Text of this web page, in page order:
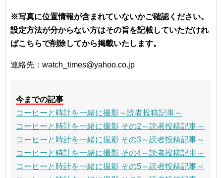
※写真に位置情報が含まれていないかご確認ください。
設定方法が分からない方はその旨を記載していただけれ
ばこちらで削除してから掲載いたします。
連絡先：watch_times@yahoo.co.jp
今までの記事
コーヒーと時計を一緒に撮影～読者投稿記事～
コーヒーと時計を一緒に撮影 その2～読者投稿記事～
コーヒーと時計を一緒に撮影 その3～読者投稿記事～
コーヒーと時計を一緒に撮影 その4～読者投稿記事～
コーヒーと時計を一緒に撮影 その5～読者投稿記事～